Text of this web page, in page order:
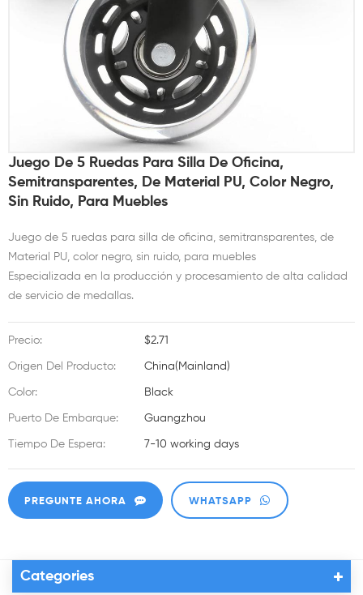
Juego De 5 Ruedas Para Silla De Oficina,
Semitransparentes, De Material PU, Color Negro,
Sin Ruido, Para Muebles
Juego de 5 ruedas para silla de oficina, semitransparentes, de
Material PU, color negro, sin ruido, para muebles
Especializada en la producción y procesamiento de alta calidad
de servicio de medallas.
Precio: $2.71
Origen Del Producto: China(Mainland)
Color: Black
Puerto De Embarque: Guangzhou
Tiempo De Espera: 7-10 working days
PREGUNTE AHORA WHATSAPP
Categories